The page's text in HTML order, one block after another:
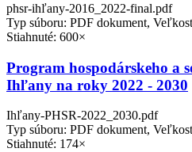
phsr-ihľany-2016_2022-final.pdf
Typ súboru: PDF dokument,
Stiahnuté: 600×
Program hospodárskeho a
Ihľany na roky 2022 - 2030
Ihľany-PHSR-2022_2030.pdf
Typ súboru: PDF dokument,
Stiahnuté: 174×